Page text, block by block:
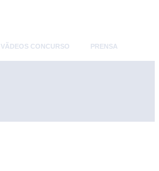
VÃ­DEOS CONCURSO PRENSA